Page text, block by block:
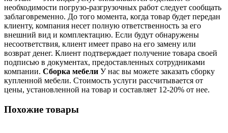
необходимости погрузо-разгрузочных работ следует сообщать
заблаговременно. До того момента, когда товар будет передан
клиенту, компания несет полную ответственность за его
внешний вид и комплектацию. Если будут обнаружены
несоответствия, клиент имеет право на его замену или
возврат денег. Клиент подтверждает получение товара своей
подписью в документах, предоставленных сотрудниками
компании. Сборка мебели У нас вы можете заказать сборку
купленной мебели. Стоимость услуги рассчитывается от
цены, установленной на товар и составляет 12-20% от нее.
Похожие товары